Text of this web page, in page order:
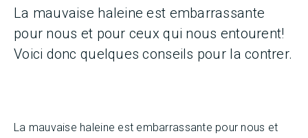
La mauvaise haleine est embarrassante
pour nous et pour ceux qui nous entourent!
Voici donc quelques conseils pour la contrer.
La mauvaise haleine est embarrassante pour nous et